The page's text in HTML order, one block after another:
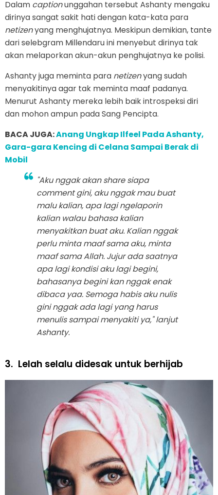
Dalam captionunggahan tersebut Ashanty mengaku
dirinya sangat sakit hati dengan kata-kata para
netizenyang menghujatnya. Meskipun demikian, tante
dari selebgram Millendaru ini menyebut dirinya tak
akan melaporkan akun-akun penghujatnya ke polisi.
Ashanty juga meminta para netizenyang sudah
menyakitinya agar tak meminta maaf padanya.
Menurut Ashanty mereka lebih baik introspeksi diri
dan mohon ampun pada Sang Pencipta.
BACA JUGA:Anang Ungkap Ilfeel Pada Ashanty,
Gara-gara Kencing di Celana Sampai Berak di
Mobil
"Aku nggak akansharesiapa
commentgini, aku nggak mau buat
malu kalian, apa lagi ngelaporin
kalian walau bahasa kalian
menyakitkan buat aku. Kalian nggak
perlu minta maaf sama aku, minta
maaf sama Allah. Jujur ada saatnya
apa lagi kondisi aku lagi begini,
bahasanya begini kan nggak enak
dibaca yaa. Semoga habis aku nulis
gini nggak ada lagi yang harus
menulis sampai menyakiti ya," lanjut
Ashanty.
3. Lelah selalu didesak untuk berhijab